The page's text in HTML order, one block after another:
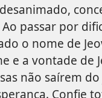
passar por
o nome de
e a vontade de
não saírem
Confie